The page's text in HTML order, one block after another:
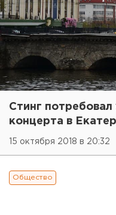
Стинг потребовал
концерта в
15 октября 2018 в 20:32
Общество